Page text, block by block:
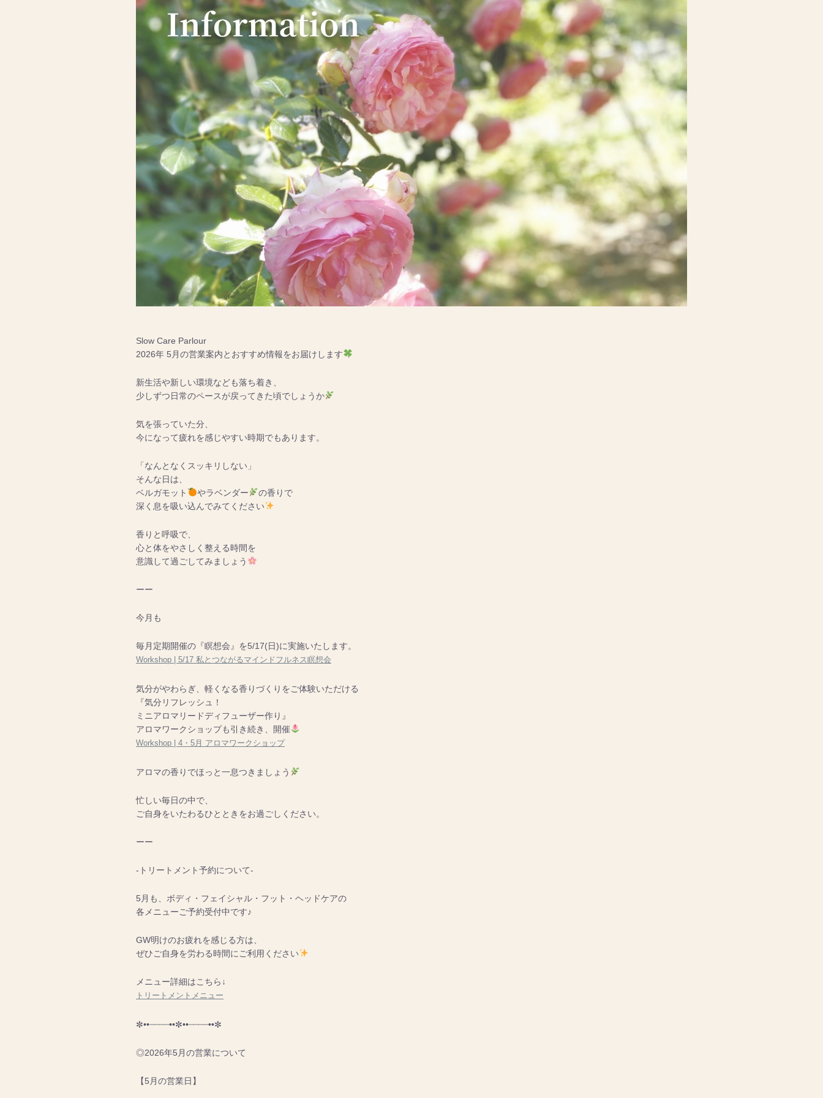
Slow Care Parlour
2026年 5月の営業案内とおすすめ情報をお届けします
新生活や新しい環境なども落ち着き、
少しずつ日常のペースが戻ってきた頃でしょうか
気を張っていた分、
今になって疲れを感じやすい時期でもあります。
「なんとなくスッキリしない」
そんな日は、
ベルガモット
やラベンダー
の香りで
深く息を吸い込んでみてください
香りと呼吸で、
心と体をやさしく整える時間を
意識して過ごしてみましょう
ーー
今月も
毎月定期開催の『瞑想会』を5/17(日)に実施いたします。
Workshop | 5/17 私とつながるマインドフルネス瞑想会
気分がやわらぎ、軽くなる香りづくりをご体験いただける
『気分リフレッシュ！
ミニアロマリードディフューザー作り』
アロマワークショップも引き続き、開催
Workshop | 4・5月 アロマワークショップ
アロマの香りでほっと一息つきましょう
忙しい毎日の中で、
ご自身をいたわるひとときをお過ごしください。
ーー
-トリートメント予約について-
5月も、ボディ・フェイシャル・フット・ヘッドケアの
各メニューご予約受付中です♪
GW明けのお疲れを感じる方は、
ぜひご自身を労わる時間にご利用ください
メニュー詳細はこちら↓
トリートメントメニュー
✼••┈┈┈┈••✼••┈┈┈┈••✼
◎2026年5月の営業について
【5月の営業日】